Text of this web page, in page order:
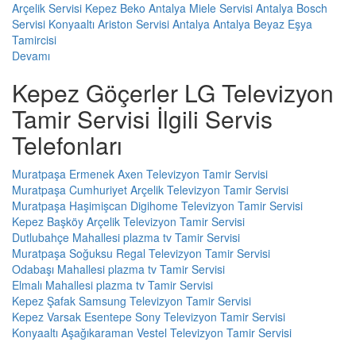
Arçelik Servisi Kepez Beko Antalya Miele Servisi Antalya Bosch
Servisi Konyaaltı Ariston Servisi Antalya Antalya Beyaz Eşya
Tamircisi
Devamı
Kepez Göçerler LG Televizyon
Tamir Servisi İlgili Servis
Telefonları
Muratpaşa Ermenek Axen Televizyon Tamir Servisi
Muratpaşa Cumhuriyet Arçelik Televizyon Tamir Servisi
Muratpaşa Haşimişcan Digihome Televizyon Tamir Servisi
Kepez Başköy Arçelik Televizyon Tamir Servisi
Dutlubahçe Mahallesi plazma tv Tamir Servisi
Muratpaşa Soğuksu Regal Televizyon Tamir Servisi
Odabaşı Mahallesi plazma tv Tamir Servisi
Elmalı Mahallesi plazma tv Tamir Servisi
Kepez Şafak Samsung Televizyon Tamir Servisi
Kepez Varsak Esentepe Sony Televizyon Tamir Servisi
Konyaaltı Aşağıkaraman Vestel Televizyon Tamir Servisi